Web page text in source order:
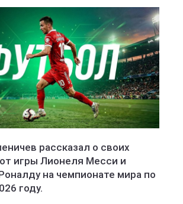
рассказал о своих
игры Лионеля Месси и
на чемпионате мира по
году.